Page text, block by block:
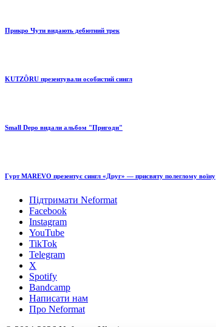
Прикро Чути видають дебютний трек
KUTZÔRU презентували особистий сингл
Small Depo видали альбом "Пригоди"
Гурт MAREVO презентує сингл «Друг» — присвяту полеглому воїну
Підтримати Neformat
Facebook
Instagram
YouTube
TikTok
Telegram
X
Spotify
Bandcamp
Написати нам
Про Neformat